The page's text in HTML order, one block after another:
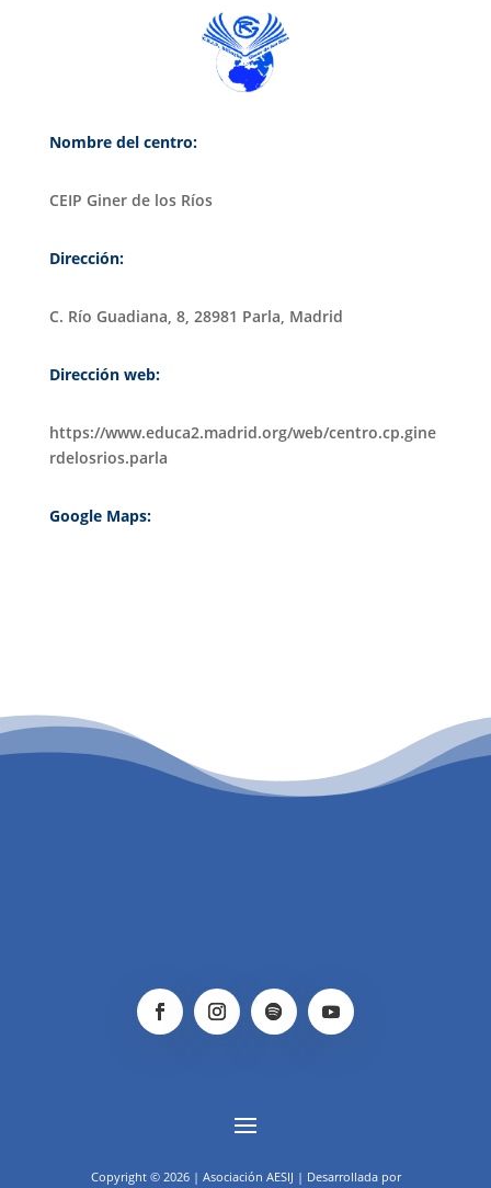
Nombre del centro:
CEIP Giner de los Ríos
Dirección:
C. Río Guadiana, 8, 28981 Parla, Madrid
Dirección web:
https://www.educa2.madrid.org/web/centro.cp.gine
rdelosrios.parla
Google Maps:
PATROCINIO CULTURAL
Copyright © 2026 | Asociación AESIJ | Desarrollada por